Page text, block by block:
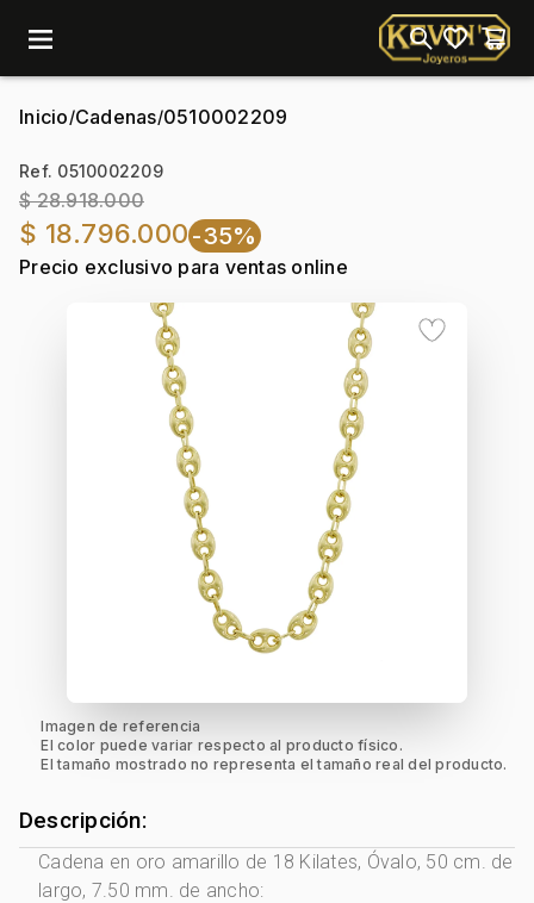
menu
Inicio/Cadenas/0510002209
Ref. 0510002209
$ 28.918.000
$ 18.796.000 -35%
Precio exclusivo para ventas online
Imagen de referencia
El color puede variar respecto al producto físico.
El tamaño mostrado no representa el tamaño real del producto.
Descripción:
Cadena en oro amarillo de 18 Kilates, Óvalo, 50 cm. de
largo, 7.50 mm. de ancho: